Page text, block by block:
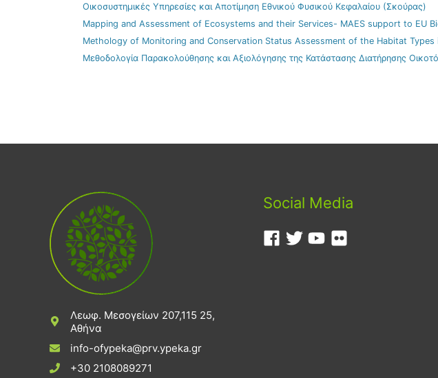
Οικοσυστημικές Υπηρεσίες και Αποτίμηση Εθνικού Φυσικού Κεφαλαίου (Σκούρας)
Mapping and Assessment of Ecosystems and their Services- MAES support to EU
Methology of Monitoring and Conservation Status Assessment of the Habitat Types
Μεθοδολογία Παρακολούθησης και Αξιολόγησης της Κατάστασης Διατήρησης
Λεωφ. Μεσογείων 207,115 25,
Αθήνα
info-ofypeka@prv.ypeka.gr
+30 2108089271
Social Media